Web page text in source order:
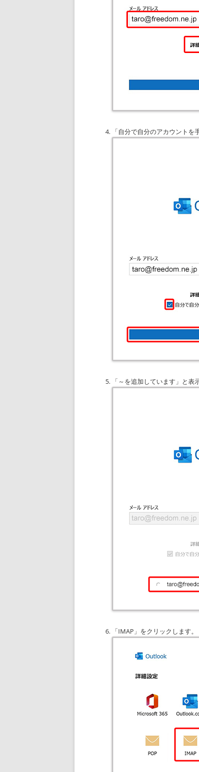
「自分で自分のアカウントを
「～を追加しています」と表
「IMAP」をクリックします。